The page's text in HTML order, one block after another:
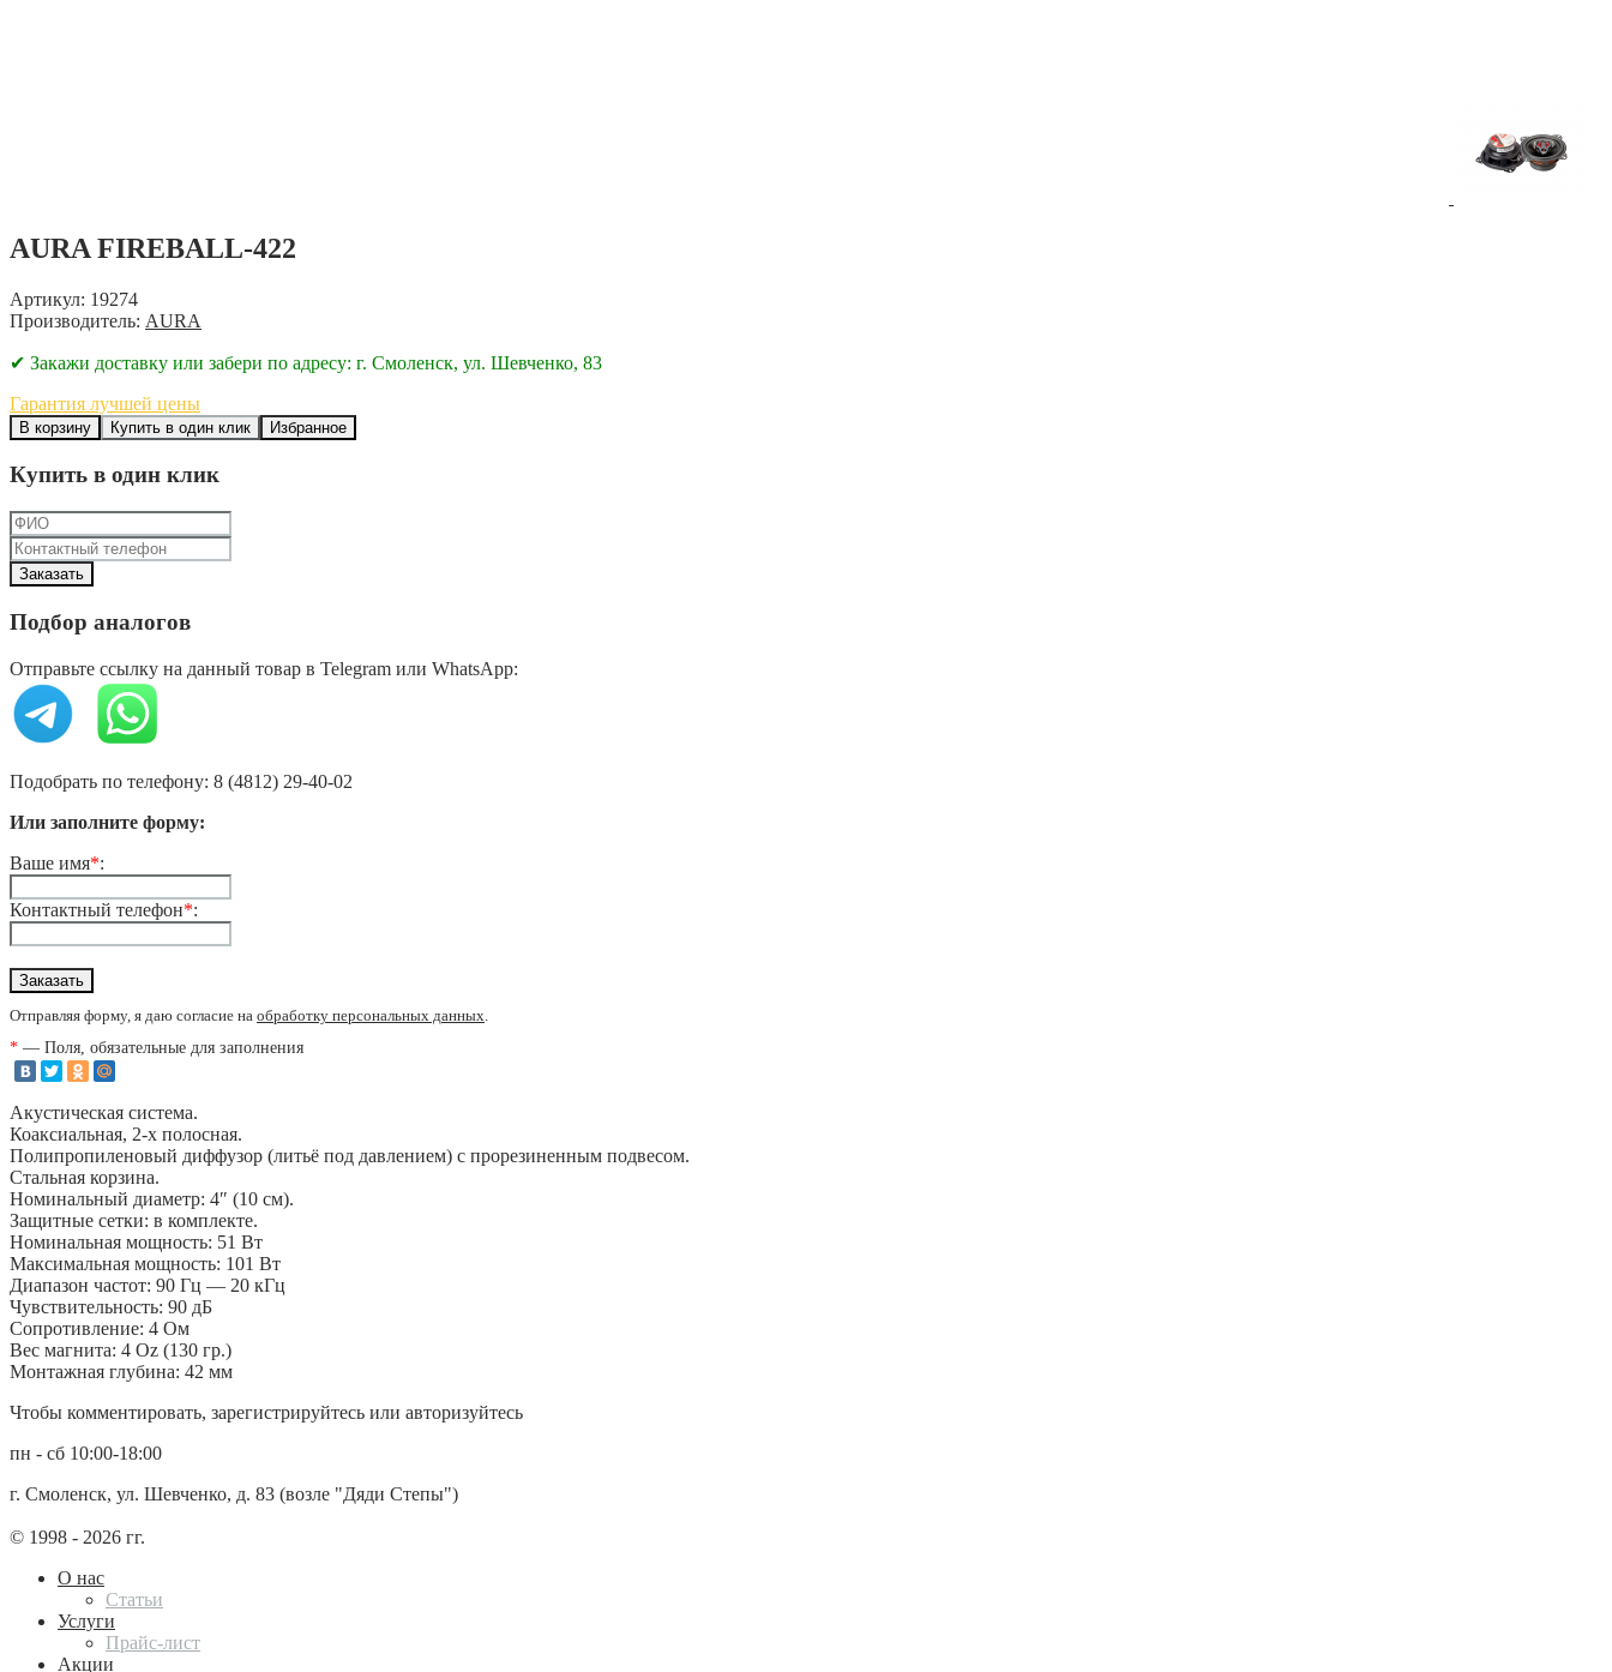
AURA FIREBALL-422
Артикул: 19274
Производитель: AURA
✔ Закажи доставку или забери по адресу: г. Смоленск, ул. Шевченко, 83
Гарантия лучшей цены
В корзину Купить в один клик Избранное
Купить в один клик
Подбор аналогов
Отправьте ссылку на данный товар в Telegram или WhatsApp:
Подобрать по телефону: 8 (4812) 29-40-02
Или заполните форму:
Ваше имя*:
Контактный телефон*:
Отправляя форму, я даю согласие на обработку персональных данных.
* — Поля, обязательные для заполнения
Акустическая система.
Коаксиальная, 2-х полосная.
Полипропиленовый диффузор (литьё под давлением) с прорезиненным подвесом.
Стальная корзина.
Номинальный диаметр: 4″ (10 см).
Защитные сетки: в комплекте.
Номинальная мощность: 51 Вт
Максимальная мощность: 101 Вт
Диапазон частот: 90 Гц — 20 кГц
Чувствительность: 90 дБ
Сопротивление: 4 Ом
Вес магнита: 4 Oz (130 гр.)
Монтажная глубина: 42 мм
Чтобы комментировать, зарегистрируйтесь или авторизуйтесь
пн - сб 10:00-18:00
г. Смоленск, ул. Шевченко, д. 83 (возле "Дяди Степы")
© 1998 - 2026 гг.
О нас
Статьи
Услуги
Прайс-лист
Акции